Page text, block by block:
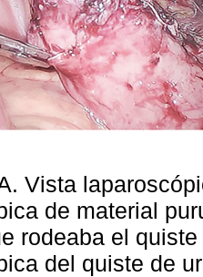
Vista
de material
rodeaba el
del quiste de